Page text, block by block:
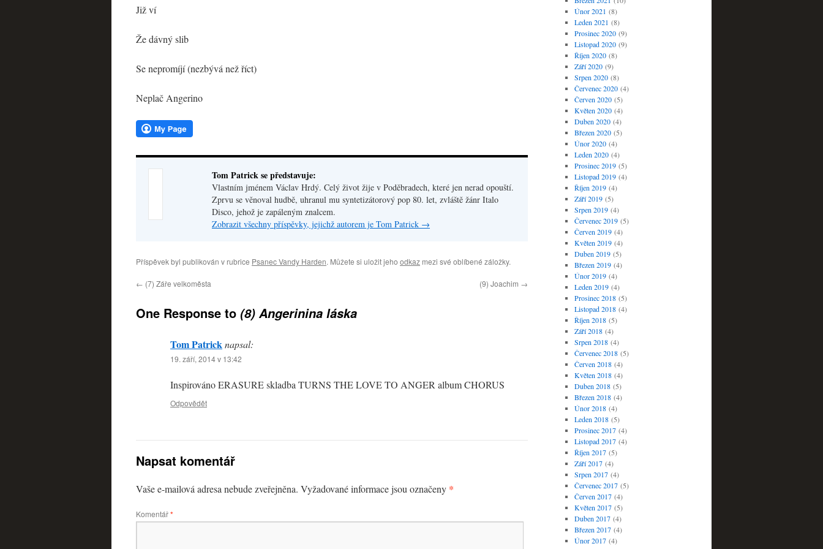
Již ví
Že dávný slib
Se nepromíjí (nezbývá než říct)
Neplač Angerino
Tom Patrick se představuje:
Vlastním jménem Václav Hrdý. Celý život žije v Poděbradech, které jen nerad opouští.
Zprvu se věnoval hudbě, uhranul mu syntetizátorový pop 80. let, zvláště žánr Italo
Disco, jehož je zapáleným znalcem.
Zobrazit všechny příspěvky, jejichž autorem je Tom Patrick →
Příspěvek byl publikován v rubrice Psanec Vandy Harden. Můžete si uložit jeho odkaz mezi své oblíbené záložky.
← (7) Záře velkoměsta (9) Joachim →
One Response to (8) Angerinina láska
Tom Patricknapsal:
19. září, 2014 v 13:42
Inspirováno ERASURE skladba TURNS THE LOVE TO ANGER album CHORUS
Odpovědět
Napsat komentář
Vaše e-mailová adresa nebude zveřejněna. Vyžadované informace jsou označeny *
Komentář*
Únor 2021 (8)
Leden 2021 (8)
Prosinec 2020(9)
Listopad 2020(9)
Říjen 2020(8)
Září 2020(9)
Srpen 2020(8)
Červenec 2020(4)
Červen 2020(5)
Květen 2020(4)
Duben 2020(4)
Březen 2020(5)
Únor 2020(4)
Leden 2020(4)
Prosinec 2019(5)
Listopad 2019(4)
Říjen 2019(4)
Září 2019(5)
Srpen 2019(4)
Červenec 2019(5)
Červen 2019(4)
Květen 2019(4)
Duben 2019(5)
Březen 2019(4)
Únor 2019(4)
Leden 2019(4)
Prosinec 2018(5)
Listopad 2018(4)
Říjen 2018(5)
Září 2018(4)
Srpen 2018(4)
Červenec 2018(5)
Červen 2018(4)
Květen 2018(4)
Duben 2018(5)
Březen 2018(4)
Únor 2018(4)
Leden 2018(5)
Prosinec 2017(4)
Listopad 2017(4)
Říjen 2017(5)
Září 2017(4)
Srpen 2017(4)
Červenec 2017(5)
Červen 2017(4)
Květen 2017(5)
Duben 2017(4)
Březen 2017(4)
Únor 2017(4)